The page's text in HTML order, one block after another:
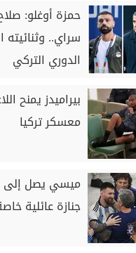
حمزة أوغلو:
سراي..
الدوري التركي
معسكر تركيا
ميسي يصل إلى
جنازة عائلية